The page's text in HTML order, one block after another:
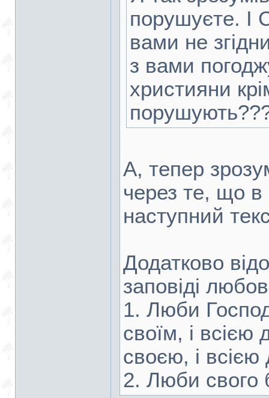
порушуєте. І
вами не
з вами
християни
А, тепер
через те, що в
наступний
Додатково
заповіді
1. Люби
своїм, і
своєю, і
2. Люби свого